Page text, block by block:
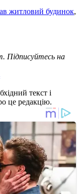
житловий будинок,
Підписуйтесь на
текст і
це редакцію.